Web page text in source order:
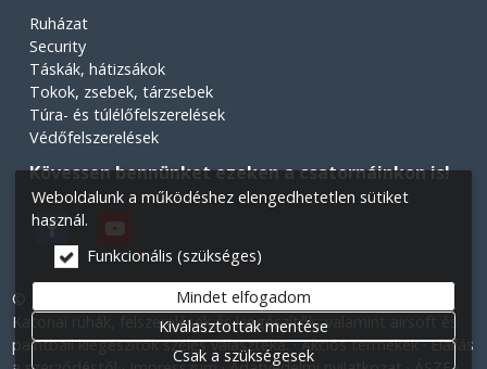
Ruházat
Security
Táskák, hátizsákok
Tokok, zsebek, tárzsebek
Túra- és túlélőfelszerelések
Védőfelszerelések
Kövessen bennünket ezeken a csatornáinkon is!
© 2026 Minden jog fenntartva! Légiós Military webáruház.
Katonai ruhák, felszerelések és kiegészítők, valamint airsoft és
paintball kiegészítők széles választéka. Akciós termékek Elállás
Weboldalunk a működéshez elengedhetetlen sütiket
használ.
Funkcionális (szükséges)
Mindet elfogadom
Kiválasztottak mentése
Csak a szükségesek